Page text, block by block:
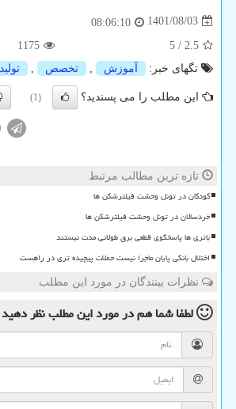
1401/08/03
08:06:10
2.5
/
5
1175
تگهای خبر:
آموزش تخصص تولید
این مطلب را می پسندید؟ (1)
تازه ترین مطالب مرتبط
کودکان در تونل وحشت فیلترشکن ها
خردسالان در تونل وحشت فیلترشکن ها
باتری ها پاسخگوی قطعی برق طولانی مدت نیستند
اختلال بانکی پایان ماجرا نیست حملات پیچیده تری در راهست
نظرات بینندگان در مورد این مطلب
لطفا شما همدر مورد این مطلبنظر دهید